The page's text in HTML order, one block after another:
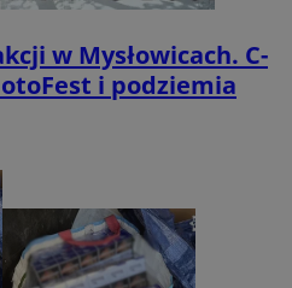
w Mysłowicach. C-
i podziemia